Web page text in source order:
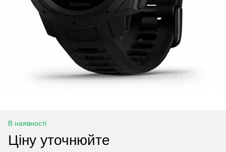
В наявності
Ціну уточнюйте